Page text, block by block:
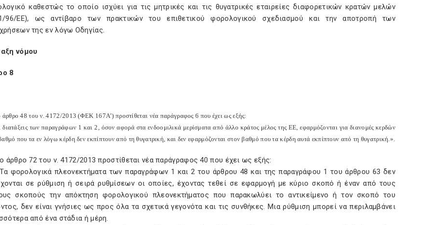
καθεστώς το οποίο ισχύει για τις μητρικές και τις θυγατρικές εταιρείες διαφορετικών κρατών μελών
96/ΕΕ), ως αντίβαρο των πρακτικών του επιθετικού φορολογικού σχεδιασμού και την αποτροπή των
της εν λόγω Οδηγίας.
νόμου
8
άρθρο 48 του ν. 4172/2013 (ΦΕΚ 167Α’) προστίθεται νέα παράγραφος 6 που έχει ως εξής:
διατάξεις των παραγράφων 1 και 2, όσον αφορά στα ενδοομιλικά μερίσματα από άλλο κράτος μέλος της ΕΕ, εφαρμόζονται για διανομές κερδών
που τα εν λόγω κέρδη δεν εκπίπτουν από τη θυγατρική, και δεν εφαρμόζονται στον βαθμό που τα κέρδη αυτά εκπίπτουν από τη θυγατρική.».
άρθρο 72 του ν. 4172/2013 προστίθεται νέα παράγραφος 40 που έχει ως εξής:
φορολογικά πλεονεκτήματα των παραγράφων 1 και 2 του άρθρου 48 και της παραγράφου 1 του άρθρου 63 δεν
σε ρύθμιση ή σειρά ρυθμίσεων οι οποίες, έχοντας τεθεί σε εφαρμογή με κύριο σκοπό ή έναν από τους
σκοπούς την απόκτηση φορολογικού πλεονεκτήματος που παρακωλύει το αντικείμενο ή τον σκοπό του
δεν είναι γνήσιες ως προς όλα τα σχετικά γεγονότα και τις συνθήκες. Μια ρύθμιση μπορεί να περιλαμβάνει
από ένα στάδια ή μέρη.